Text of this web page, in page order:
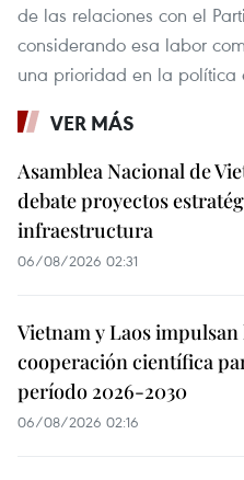
de las relaciones con el
considerando esa labor
una prioridad en la política
VER MÁS
Asamblea Nacional de
debate proyectos
infraestructura
06/08/2026 02:31
Vietnam y Laos impulsan
cooperación científica
período 2026-2030
06/08/2026 02:16